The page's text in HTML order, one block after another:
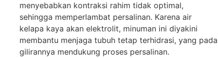
menyebabkan kontraksi rahim tidak optimal,
sehingga memperlambat persalinan. Karena air
kelapa kaya akan elektrolit, minuman ini diyakini
membantu menjaga tubuh tetap terhidrasi, yang pada
gilirannya mendukung proses persalinan.